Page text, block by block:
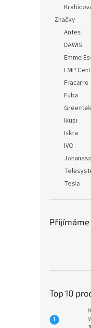
Značky
Antes
DAWIS
Emme
EMP
Fracarro
Fuba
Greentek
Ikusi
Iskra
IVO
Tesla
Top 10